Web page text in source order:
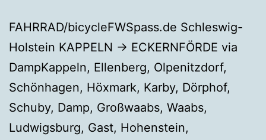
FAHRRAD/bicycleFWSpass.de Schleswig-
Holstein KAPPELN → ECKERNFÖRDE via
DampKappeln, Ellenberg, Olpenitzdorf,
Schönhagen, Höxmark, Karby, Dörphof,
Schuby, Damp, Großwaabs, Waabs,
Ludwigsburg, Gast, Hohenstein,